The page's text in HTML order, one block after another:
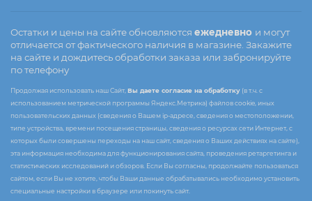
Остатки и цены на сайте обновляются ежедневно и могут
отличается от фактического наличия в магазине. Закажите
на сайте и дождитесь обработки заказа или забронируйте
по телефону
Продолжая использовать наш Сайт, Вы даете согласие на обработку (в т.ч. с
использованием метрической программы Яндекс.Метрика) файлов cookie, иных
пользовательских данных (сведения о Вашем ip-адресе, сведения о местоположении,
типе устройства, времени посещения страницы, сведения о ресурсах сети Интернет, с
которых были совершены переходы на наш сайт, сведения о Ваших действиях на сайте),
эта информация необходима для функционирования сайта, проведения ретаргетинга и
статистических исследований и обзоров. Если Вы согласны, продолжайте пользоваться
сайтом, если Вы не хотите, чтобы Ваши данные обрабатывались необходимо установить
специальные настройки в браузере или покинуть сайт.